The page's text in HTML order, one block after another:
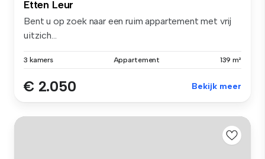
Etten Leur
Bent u op zoek naar een ruim appartement met vrij
uitzich...
3 kamers Appartement 139 m²
€ 2.050 Bekijk meer